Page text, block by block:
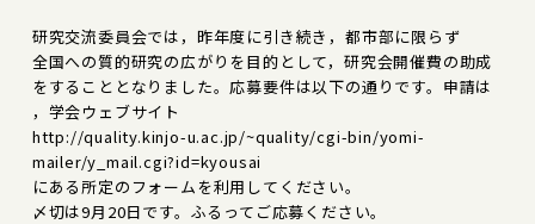
研究交流委員会では，昨年度に引き続き，都市部に限らず
全国への質的研究の広がりを目的として，研究会開催費の助成
をすることとなりました。応募要件は以下の通りです。申請は
，学会ウェブサイト
http://quality.kinjo-u.ac.jp/~quality/cgi-bin/yomi-
mailer/y_mail.cgi?id=kyousai
にある所定のフォームを利用してください。
〆切は9月20日です。ふるってご応募ください。